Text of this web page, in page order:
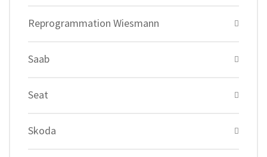
Reprogrammation Wiesmann
Saab
Seat
Skoda